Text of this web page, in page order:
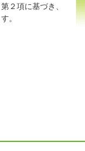
２項に基づき、
。